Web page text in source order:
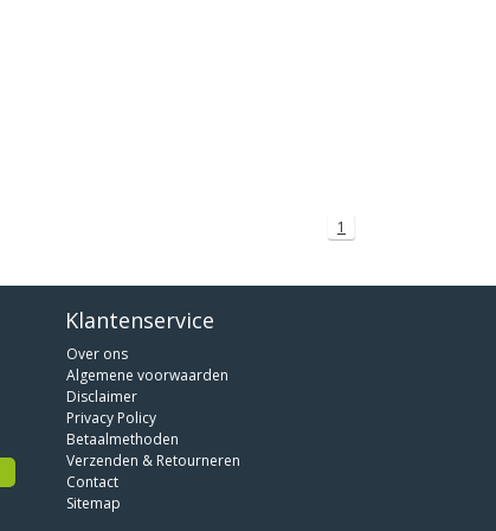
1
Klantenservice
Over ons
Algemene voorwaarden
Disclaimer
Privacy Policy
Betaalmethoden
Verzenden & Retourneren
Contact
Sitemap